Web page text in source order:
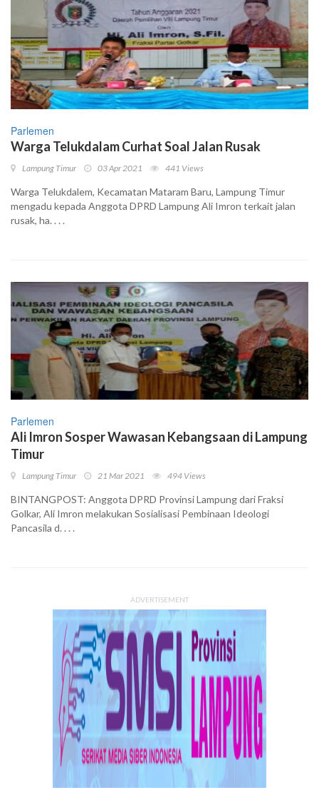
Parlemen
Warga Telukdalam Curhat Soal Jalan Rusak
Lampung Timur 03 Apr 2021 441 Views
Warga Telukdalem, Kecamatan Mataram Baru, Lampung Timur
mengadu kepada Anggota DPRD Lampung Ali Imron terkait jalan
rusak, ha. . . .
Parlemen
Ali Imron Sosper Wawasan Kebangsaan di Lampung
Timur
Lampung Timur 21 Mar 2021 494 Views
BINTANGPOST: Anggota DPRD Provinsi Lampung dari Fraksi
Golkar, Ali Imron melakukan Sosialisasi Pembinaan Ideologi
Pancasila d. . . .
ADVERTISEMENT